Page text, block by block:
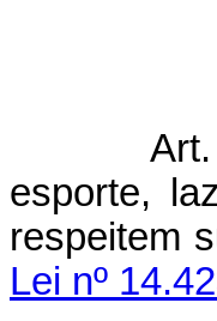
esporte,
respeitem
Lei nº